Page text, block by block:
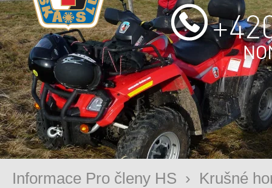
Informace Pro členy HS › Krušné